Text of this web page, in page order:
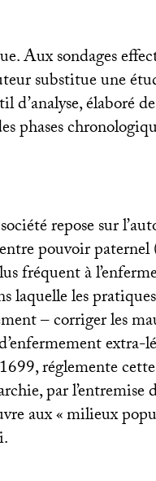
Aux sondages
substitue une
élaboré
phases
repose sur
pouvoir
fréquent à
laquelle les
– corriger les
extra-
réglemente
par l’entremise
aux «milieux